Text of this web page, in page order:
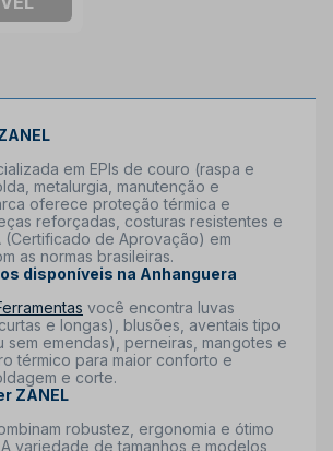
em EPIs de couro (raspa e
metalurgia, manutenção e
oferece proteção térmica e
reforçadas, costuras resistentes e
(Certificado de Aprovação) em
as normas brasileiras.
disponíveis na Anhanguera
você encontra luvas
e longas), blusões, aventais tipo
sem emendas), perneiras, mangotes e
térmico para maior conforto e
e corte.
ZANEL
robustez, ergonomia e ótimo
variedade de tamanhos e modelos